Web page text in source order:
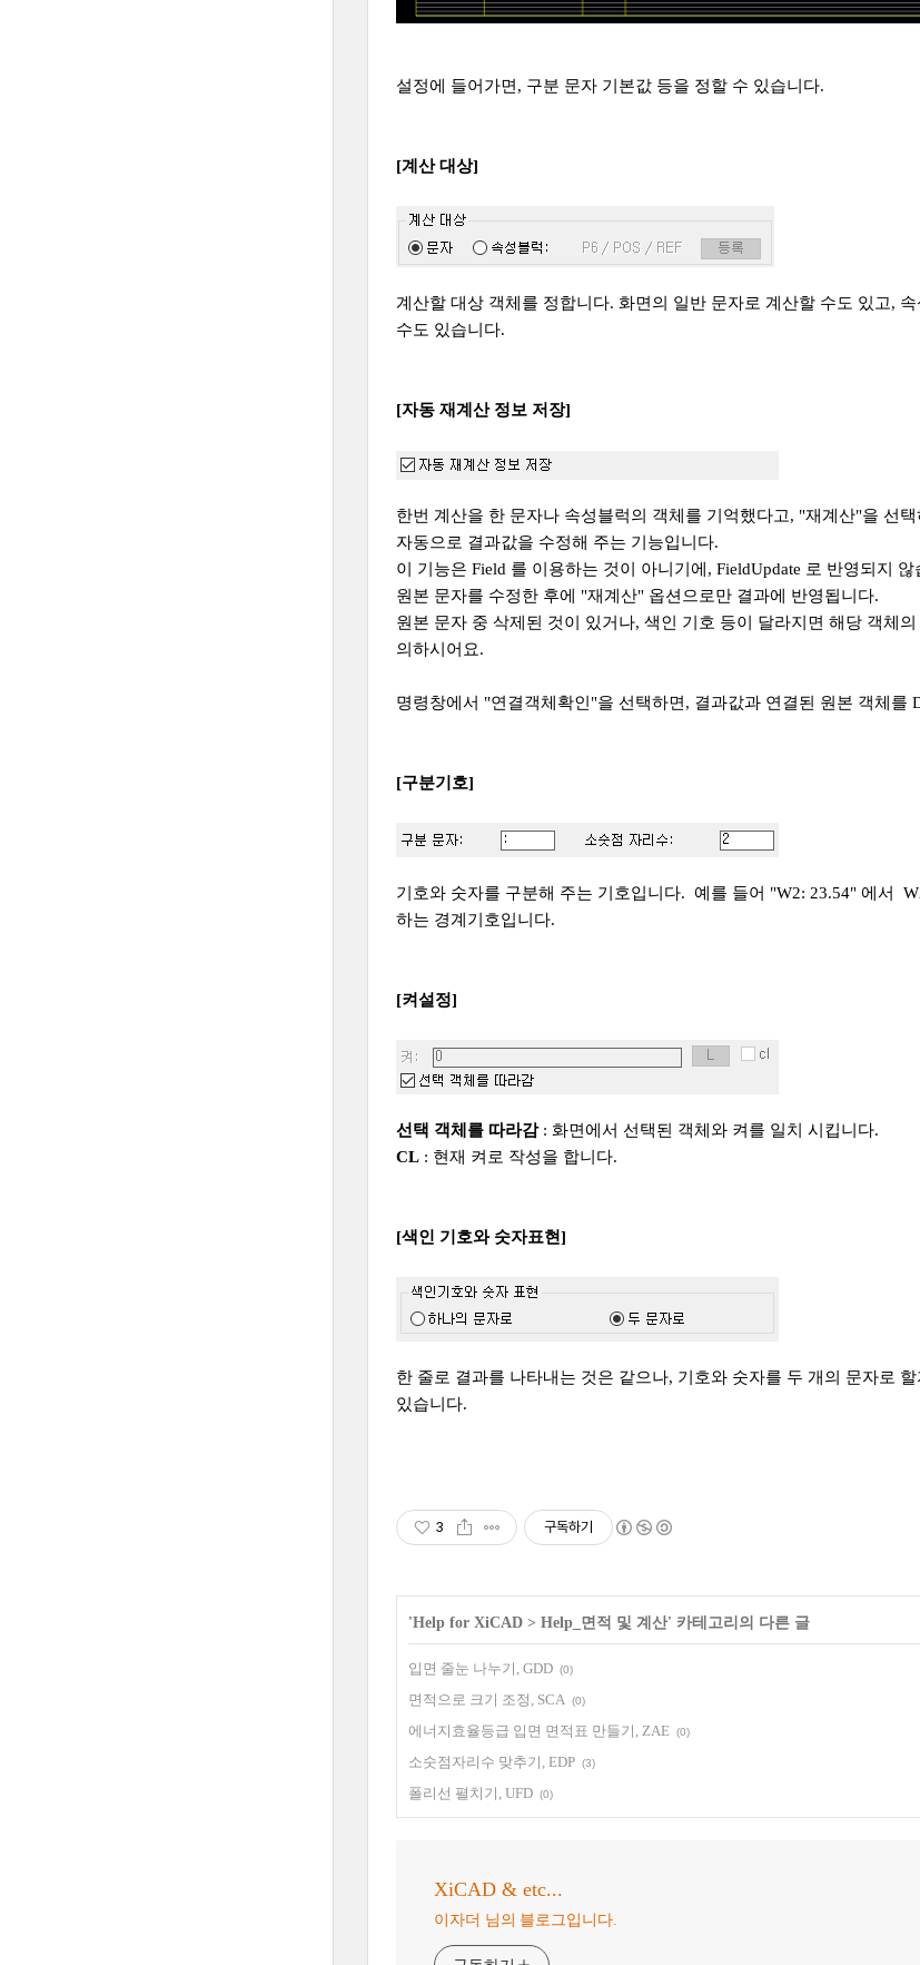
설정에 들어가면, 구분 문자 기본값 등을 정할 수 있습니다.
[계산 대상]
계산할 대상 객체를 정합니다. 화면의 일반 문자로 계산할 수도 있고,
수도 있습니다.
[자동 재계산 정보 저장]
한번 계산을 한 문자나 속성블럭의 객체를 기억했다고, "재계산"을 선
자동으로 결과값을 수정해 주는 기능입니다.
이 기능은 Field 를 이용하는 것이 아니기에, FieldUpdate 로 반영되지 않
원본 문자를 수정한 후에 "재계산" 옵션으로만 결과에 반영됩니다.
원본 문자 중 삭제된 것이 있거나, 색인 기호 등이 달라지면 해당 객체
의하시어요.
명령창에서 "연결객체확인"을 선택하면, 결과값과 연결된 원본 객체를
[구분기호]
기호와 숫자를 구분해 주는 기호입니다. 예를 들어 "W2: 23.54" 에서
하는 경계기호입니다.
[켜설정]
선택 객체를 따라감: 화면에서 선택된 객체와 켜를 일치 시킵니다.
CL : 현재 켜로 작성을 합니다.
[색인 기호와 숫자표현]
한 줄로 결과를 나타내는 것은 같으나, 기호와 숫자를 두 개의 문자로
있습니다.
3 구독하기
'Help for XiCAD > Help_면적 및 계산' 카테고리의 다른 글
입면 줄눈 나누기, GDD (0)
면적으로 크기 조정, SCA (0)
에너지효율등급 입면 면적표 만들기, ZAE (0)
소숫점자리수 맞추기, EDP (3)
폴리선 펼치기, UFD (0)
XiCAD & etc...
이자더 님의 블로그입니다.